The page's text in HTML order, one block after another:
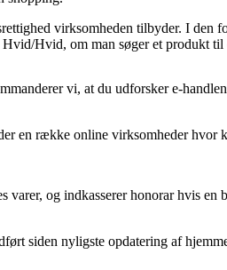
virksomheden tilbyder. I den
Hvid, om man søger et produkt
vi, at du udforsker e-
en række online virksomheder hvor
og indkasserer honorar hvis en
siden nyligste opdatering af